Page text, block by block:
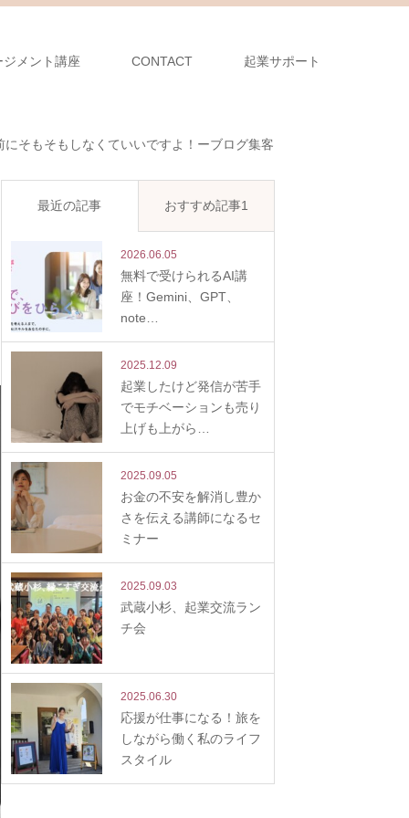
メント講座 CONTACT 起業サポート
そもそもしなくていいですよ！ーブログ集客
最近の記事 おすすめ記事1
2026.06.05
無料で受けられるAI講
座！Gemini、GPT、
note…
2025.12.09
起業したけど発信が苦手
でモチベーションも売り
上げも上がら…
2025.09.05
お金の不安を解消し豊か
さを伝える講師になるセ
ミナー
2025.09.03
武蔵小杉、起業交流ラン
チ会
2025.06.30
応援が仕事になる！旅を
しながら働く私のライフ
スタイル